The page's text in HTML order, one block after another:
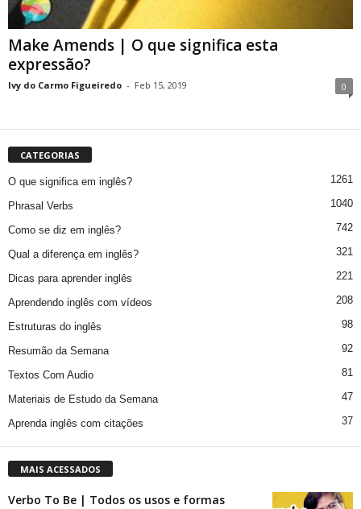
Make Amends | O que significa esta
expressão?
Ivy do Carmo Figueiredo - Feb 15, 2019 0
CATEGORIAS
O que significa em inglês? 1261
Phrasal Verbs 1040
Como se diz em inglês? 742
Qual a diferença em inglês? 321
Dicas para aprender inglês 221
Aprendendo inglês com vídeos 208
Estruturas do inglês 98
Resumão da Semana 92
Textos Com Audio 81
Materiais de Estudo da Semana 47
Aprenda inglês com citações 37
MAIS ACESSADOS
Verbo To Be | Todos os usos e formas